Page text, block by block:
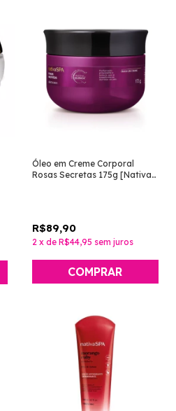
Óleo em Creme Corporal
Rosas Secretas 175g [Nativa
R$89,90
2 x de R$44,95 sem juros